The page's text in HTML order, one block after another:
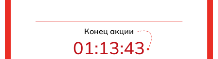
Конец акции
01:13:42